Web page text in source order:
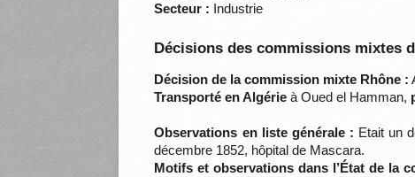
Secteur : Industrie
Décisions des commissions mixtes
Décision de la commission mixte Rhône :
Transporté en Algérie à Oued el Hamman,
Observations en liste générale : Etait un
décembre 1852, hôpital de Mascara.
Motifs et observations dans l’État de la